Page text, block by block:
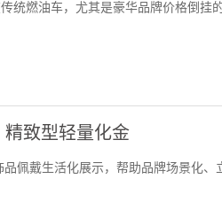
统燃油车，尤其是豪华品牌价格倒挂
致型轻量化金
佩戴生活化展示，帮助品牌场景化、